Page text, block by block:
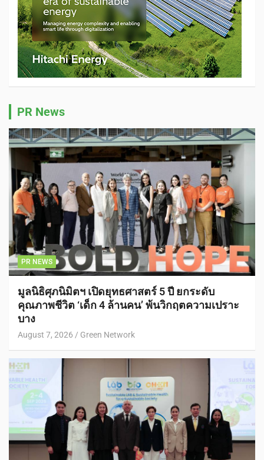
PR News
PR NEWS
มูลนิธิศุภนิมิตฯ เปิดยุทธศาสตร์ 5 ปี ยกระดับ
คุณภาพชีวิต ‘เด็ก 4 ล้านคน’ พ้นวิกฤตความเปราะ
บาง
August 7, 2026 Green Network